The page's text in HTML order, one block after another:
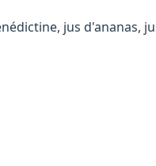
jus d'ananas,